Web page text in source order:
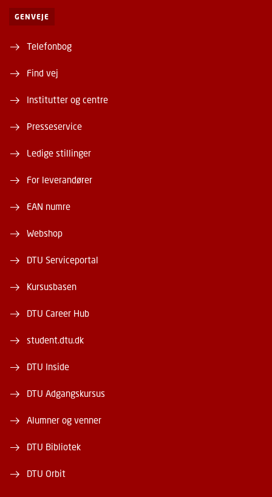
GENVEJE
Telefonbog
Find vej
Institutter og centre
Presseservice
Ledige stillinger
For leverandører
EAN numre
Webshop
DTU Serviceportal
Kursusbasen
DTU Career Hub
student.dtu.dk
DTU Inside
DTU Adgangskursus
Alumner og venner
DTU Bibliotek
DTU Orbit